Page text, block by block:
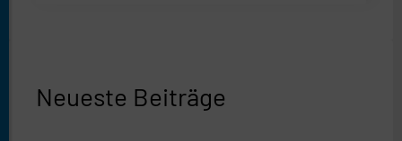
Neueste Beiträge